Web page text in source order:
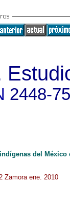
2448-
del México
Zamora ene. 2010